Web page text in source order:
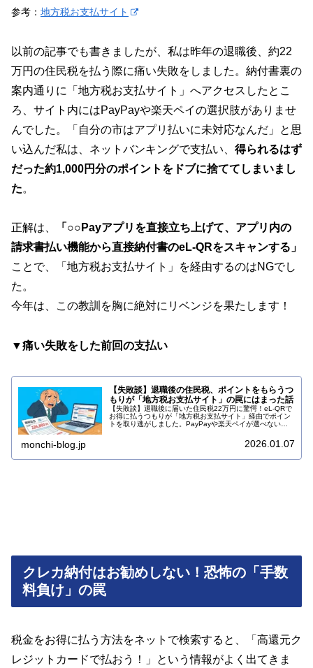
参考： 地方税お支払サイト
以前の記事でも書きましたが、私は昨年の退職後、約22
万円の住民税を払う際に痛い失敗をしました。納付書裏の
案内通りに「地方税お支払サイト」へアクセスしたとこ
ろ、サイト内にはPayPayや楽天ペイの選択肢がありませ
んでした。「自分の市はアプリ払いに未対応なんだ」と思
い込んだ私は、ネットバンキングで支払い、 得られるはず
だった約1,000円分のポイントをドブに捨ててしまいまし
た。
正解は、
「○○Payアプリを直接立ち上げて、アプリ内の
請求書払い機能から直接納付書のeL-QRをスキャンする」
ことで、「地方税お支払サイト」を経由するのはNGでし
た。
今年は、この教訓を胸に絶対にリベンジを果たします！
▼痛い失敗をした前回の支払い
【失敗談】退職後の住民税、ポイントをもらうつ
もりが「地方税お支払サイト」の罠にはまった話
【失敗談】退職後に届いた住民税22万円に驚愕！eL-QRで
お得に払うつもりが「地方税お支払サイト」経由でポイン
トを取り逃がしました。PayPayや楽天ペイが選べない原
monchi-blog.jp 2026.01.07
クレカ納付はお勧めしない！恐怖の「手数
料負け」の罠
税金をお得に払う方法をネットで検索すると、「高還元ク
レジットカードで払おう！」という情報がよく出てきま